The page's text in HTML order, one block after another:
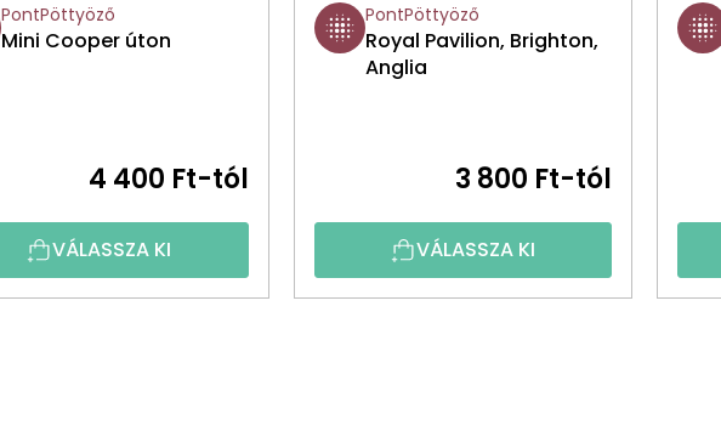
PontPöttyöző
Mini Cooper úton
4 400 Ft-tól
VÁLASSZA KI
PontPöttyöző
Royal Pavilion, Brighton,
Anglia
3 800 Ft-tól
VÁLASSZA KI